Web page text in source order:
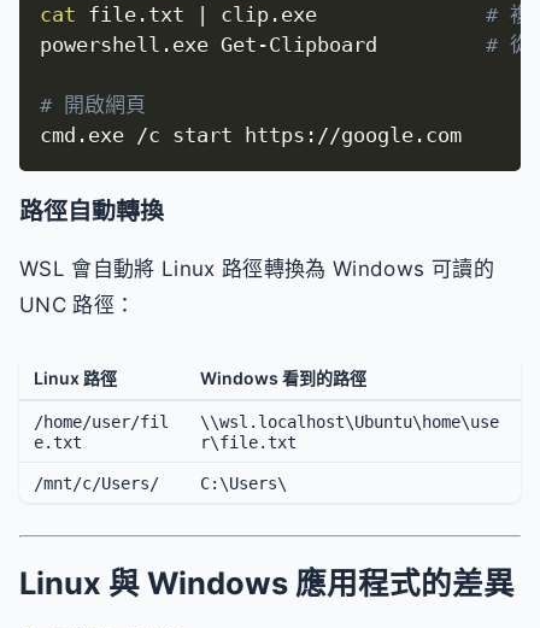
cat file.txt | clip.exe # 複
powershell.exe Get-Clipboard # 從
# 開啟網頁
cmd.exe /c start https://google.com
路徑自動轉換
WSL 會自動將 Linux 路徑轉換為 Windows 可讀的
UNC 路徑：
Linux 路徑 Windows 看到的路徑
/home/user/fil
e.txt
\\wsl.localhost\Ubuntu\home\use
r\file.txt
/mnt/c/Users/ C:\Users\
Linux 與 Windows 應用程式的差異